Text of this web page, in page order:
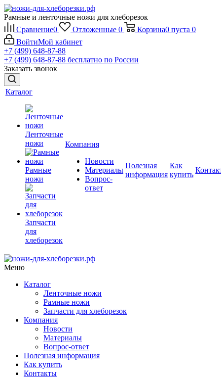
Рамные и ленточные ножи для хлеборезок
Сравнение0 Отложенные 0 Корзина0 пуста 0
ВойтиМой кабинет
+7 (499) 648-87-88
+7 (499) 648-87-88 бесплатно по России
Заказать звонок
Каталог
Ленточные
ножи
Рамные
ножи
Запчасти
для
хлеборезок
Компания
Новости
Материалы
Вопрос-
ответ
Полезная
информация
Как
купить
Меню
Каталог
Ленточные ножи
Рамные ножи
Запчасти для хлеборезок
Компания
Новости
Материалы
Вопрос-ответ
Полезная информация
Как купить
Контакты